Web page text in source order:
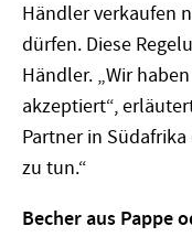
Händler verkaufen
dürfen. Diese
Händler. „Wir
akzeptiert“,
Partner in
zu tun.“
Becher aus Pappe